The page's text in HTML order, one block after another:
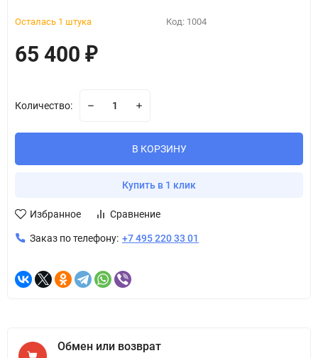
Осталась 1 штука Код: 1004
65 400 ₽
Количество:
В КОРЗИНУ
Купить в 1 клик
Избранное Сравнение
Заказ по телефону: +7 495 220 33 01
Обмен или возврат